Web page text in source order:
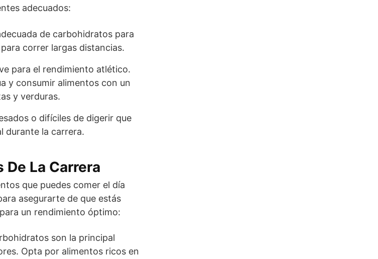
adecuados:
de carbohidratos para
correr largas distancias.
para el rendimiento atlético.
y consumir alimentos con un
y verduras.
o difíciles de digerir que
durante la carrera.
De La Carrera
que puedes comer el día
asegurarte de que estás
un rendimiento óptimo:
son la principal
Opta por alimentos ricos en